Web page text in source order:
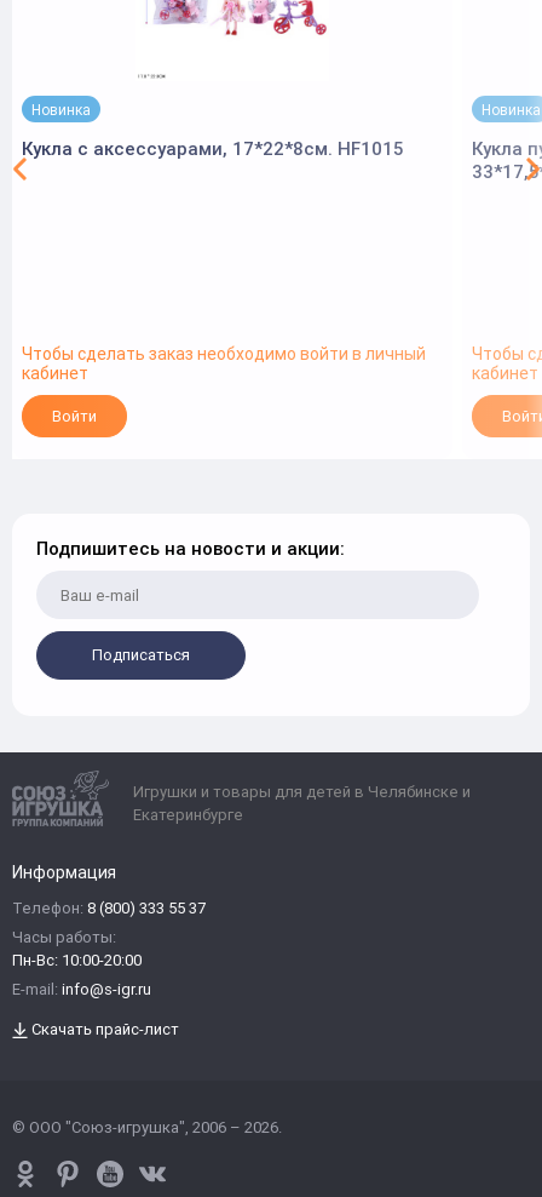
Новинка
Кукла с аксессуарами, 17*22*8см. HF1015
Чтобы сделать заказ необходимо войти в личный
кабинет
Войти
Новинка
Кукла
Чтобы
кабинет
Подпишитесь на новости и акции:
Подписаться
Игрушки и товары для детей в Челябинске и
Екатеринбурге
Информация
Телефон: 8 (800) 333 55 37
Часы работы:
Пн-Вс: 10:00-20:00
E-mail: info@s-igr.ru
Скачать прайс-лист
© ООО "Союз-игрушка", 2006 – 2026.